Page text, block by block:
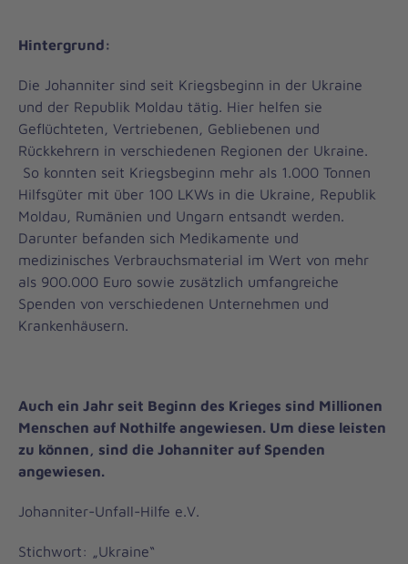
Hintergrund:
Die Johanniter sind seit Kriegsbeginn in der Ukraine
und der Republik Moldau tätig. Hier helfen sie
Geflüchteten, Vertriebenen, Gebliebenen und
Rückkehrern in verschiedenen Regionen der Ukraine.
So konnten seit Kriegsbeginn mehr als 1.000 Tonnen
Hilfsgüter mit über 100 LKWs in die Ukraine, Republik
Moldau, Rumänien und Ungarn entsandt werden.
Darunter befanden sich Medikamente und
medizinisches Verbrauchsmaterial im Wert von mehr
als 900.000 Euro sowie zusätzlich umfangreiche
Spenden von verschiedenen Unternehmen und
Krankenhäusern.
Auch ein Jahr seit Beginn des Krieges sind Millionen
Menschen auf Nothilfe angewiesen. Um diese leisten
zu können, sind die Johanniter auf Spenden
angewiesen.
Johanniter-Unfall-Hilfe e.V.
Stichwort: „Ukraine“